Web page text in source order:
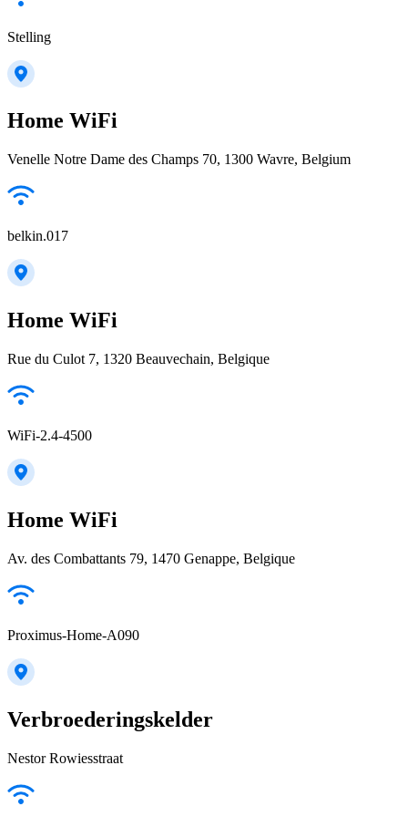
Stelling
Home WiFi
Venelle Notre Dame des Champs 70, 1300 Wavre, Belgium
belkin.017
Home WiFi
Rue du Culot 7, 1320 Beauvechain, Belgique
WiFi-2.4-4500
Home WiFi
Av. des Combattants 79, 1470 Genappe, Belgique
Proximus-Home-A090
Verbroederingskelder
Nestor Rowiesstraat